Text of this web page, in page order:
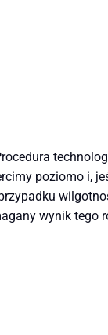
poziomo i,
wynik tego